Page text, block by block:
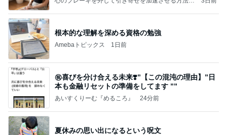
根本的な理解を深める資格の勉強
Amebaトピックス 1日前
㊗️喜びを分け合える未来❣️”【この混沌の理由】”⽇
本も⾦融リセットの準備をしてます ””
あいすくりーむ『めるころ』 24分前
夏休みの思い出になるという呪文